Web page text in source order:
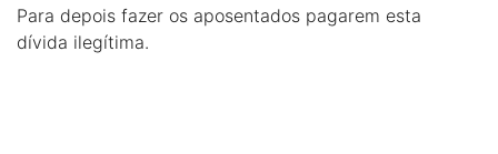
Para depois fazer os aposentados pagarem esta
dívida ilegítima.